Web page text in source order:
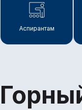
Аспирантам